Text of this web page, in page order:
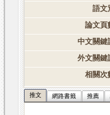
語文
論文頁
中文關鍵
外文關鍵
相關次
推文 網路書籤 推薦